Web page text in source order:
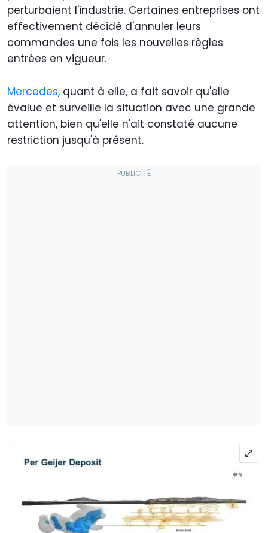
perturbaient l'industrie. Certaines entreprises ont
effectivement décidé d'annuler leurs
commandes une fois les nouvelles règles
entrées en vigueur.
Mercedes, quant à elle, a fait savoir qu'elle
évalue et surveille la situation avec une grande
attention, bien qu'elle n'ait constaté aucune
restriction jusqu'à présent.